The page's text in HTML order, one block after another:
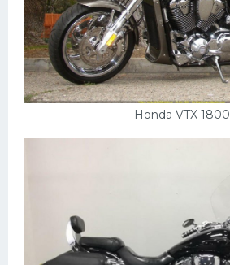
Honda VTX 1800
Лексус
Дэу
Скания
Форд
Кавасаки
Инфинити